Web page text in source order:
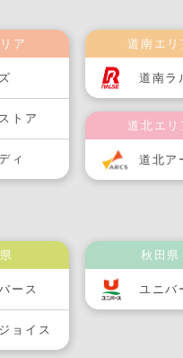
ア
トア
ィ
道南エリ
道南ラ
道北エリ
道北ア
ース
ョイス
秋田県
ユニバ